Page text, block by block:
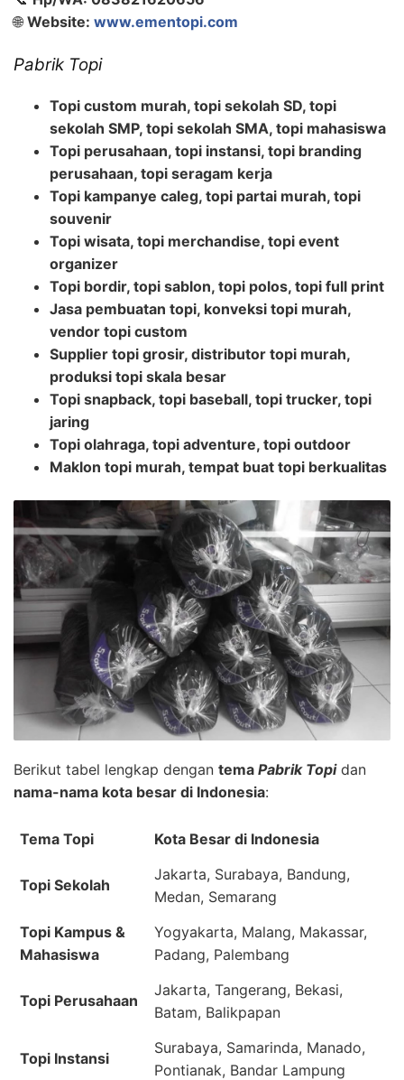
🌐 Website: www.ementopi.com
Pabrik Topi
Topi custom murah, topi sekolah SD, topi
sekolah SMP, topi sekolah SMA, topi mahasiswa
Topi perusahaan, topi instansi, topi branding
perusahaan, topi seragam kerja
Topi kampanye caleg, topi partai murah, topi
souvenir
Topi wisata, topi merchandise, topi event
organizer
Topi bordir, topi sablon, topi polos, topi full print
Jasa pembuatan topi, konveksi topi murah,
vendor topi custom
Supplier topi grosir, distributor topi murah,
produksi topi skala besar
Topi snapback, topi baseball, topi trucker, topi
jaring
Topi olahraga, topi adventure, topi outdoor
Maklon topi murah, tempat buat topi berkualitas
Berikut tabel lengkap dengan tema Pabrik Topidan
nama-nama kota besar di Indonesia:
Tema Topi Kota Besar di Indonesia
Topi Sekolah
Jakarta, Surabaya, Bandung,
Medan, Semarang
Topi Kampus &
Mahasiswa
Yogyakarta, Malang, Makassar,
Padang, Palembang
Topi Perusahaan
Jakarta, Tangerang, Bekasi,
Batam, Balikpapan
Topi Instansi
Surabaya, Samarinda, Manado,
Pontianak, Bandar Lampung